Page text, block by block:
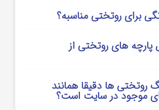
برای روتختی مناسبه؟
های روتختی از
روتختی ها دقیقا همانند
موجود در سایت است؟